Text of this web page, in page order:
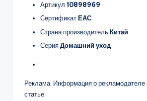
Артикул 10898969
СертификатЕАС
Страна производительКитай
СерияДомашний уход
Реклама. Информация о рекламодателе
статье.